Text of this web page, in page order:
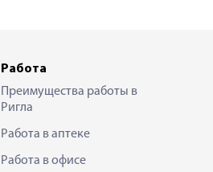
Работа
Преимущества работы в
Ригла
Работа в аптеке
Работа в офисе